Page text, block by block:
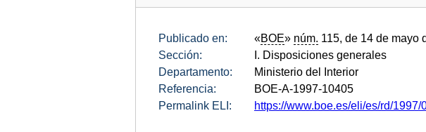
Publicado en: «BOE» núm. 115, de 14 de mayo
Sección:
I. Disposiciones generales
Departamento:
Ministerio del Interior
Referencia:
BOE-A-1997-10405
Permalink ELI:
https://www.boe.es/eli/es/rd/1997/